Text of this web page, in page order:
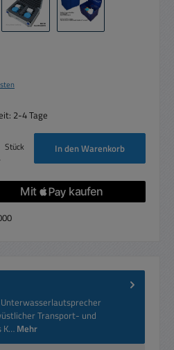
2-4 Tage
Wert ein oder benutze die Schaltflächen um
Stück In den Warenkorb
Transport- und
K… Mehr